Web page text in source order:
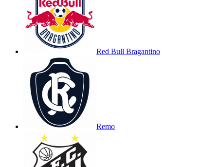
Red Bull Bragantino
Remo